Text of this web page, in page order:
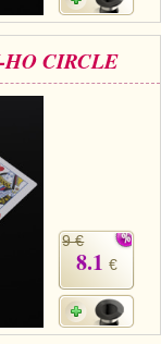
CIRCLE
9 €
8.1 €